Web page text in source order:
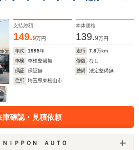
車アルミホイール フォグ
支払総額
149.9万円
本体価格
139.9万円
年式 1995年 走行 7.8万km
車検
車検整備無 修復
なし
保証
保証無 整備
法定整備無
住所
埼玉県東松山市
庫確認・見積依頼
ＩＰＰＯＮ ＡＵＴＯ